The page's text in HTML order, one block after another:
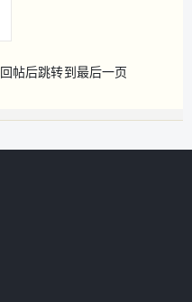
回帖后跳转到最后一页